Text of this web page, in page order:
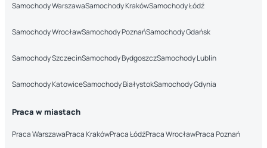
Samochody WarszawaSamochody KrakówSamochody Łódź
Samochody WrocławSamochody PoznańSamochody Gdańsk
Samochody SzczecinSamochody BydgoszczSamochody Lublin
Samochody KatowiceSamochody BiałystokSamochody Gdynia
Praca w miastach
Praca WarszawaPraca KrakówPraca ŁódźPraca WrocławPraca Poznań